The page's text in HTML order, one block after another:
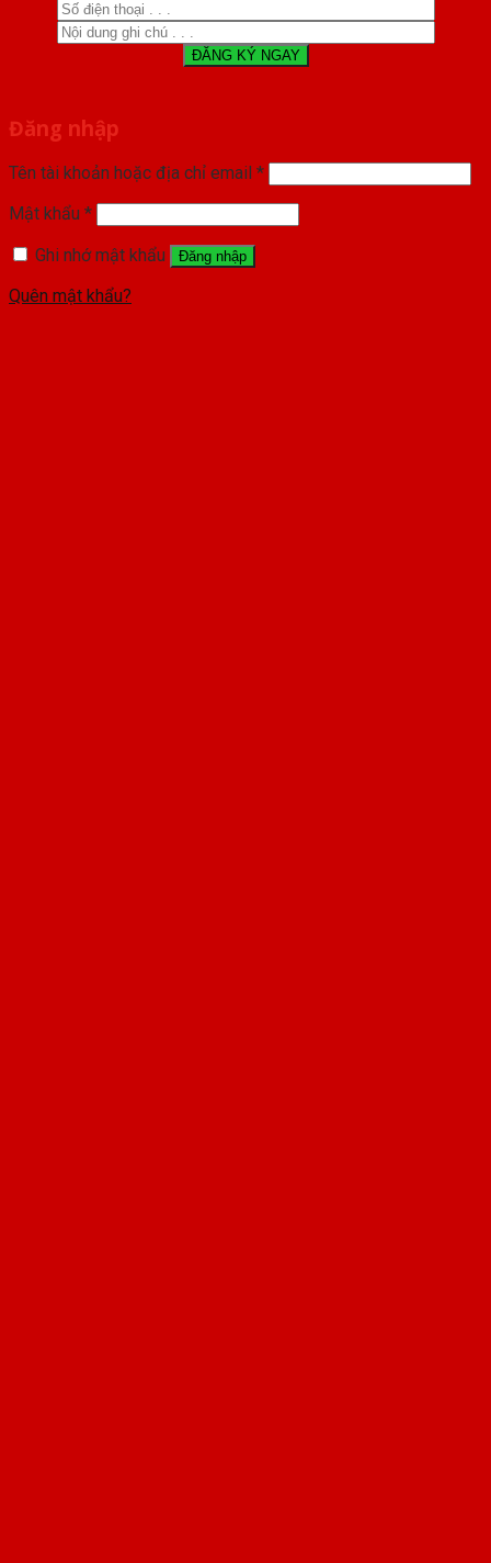
Đăng nhập
Tên tài khoản hoặc địa chỉ email *
Mật khẩu *
Ghi nhớ mật khẩu
Đăng nhập
Quên mật khẩu?